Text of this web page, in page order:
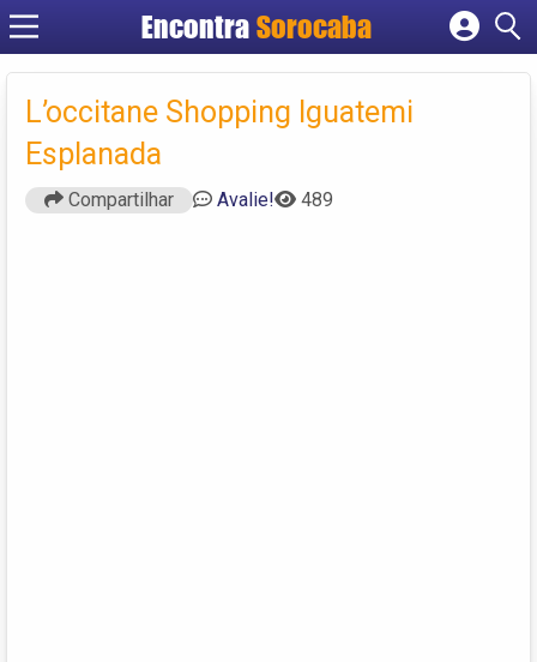
EncontraSorocaba
Cadastrar empresa
Criar conta
L’occitane Shopping Iguatemi
Esplanada
Compartilhar Avalie! 489